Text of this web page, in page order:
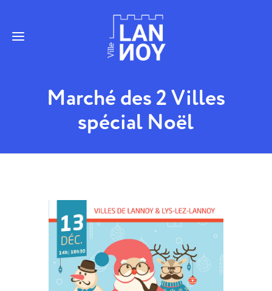
Marché des 2 Villes
spécial Noël